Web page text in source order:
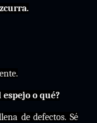
o qué?
de defectos. Sé